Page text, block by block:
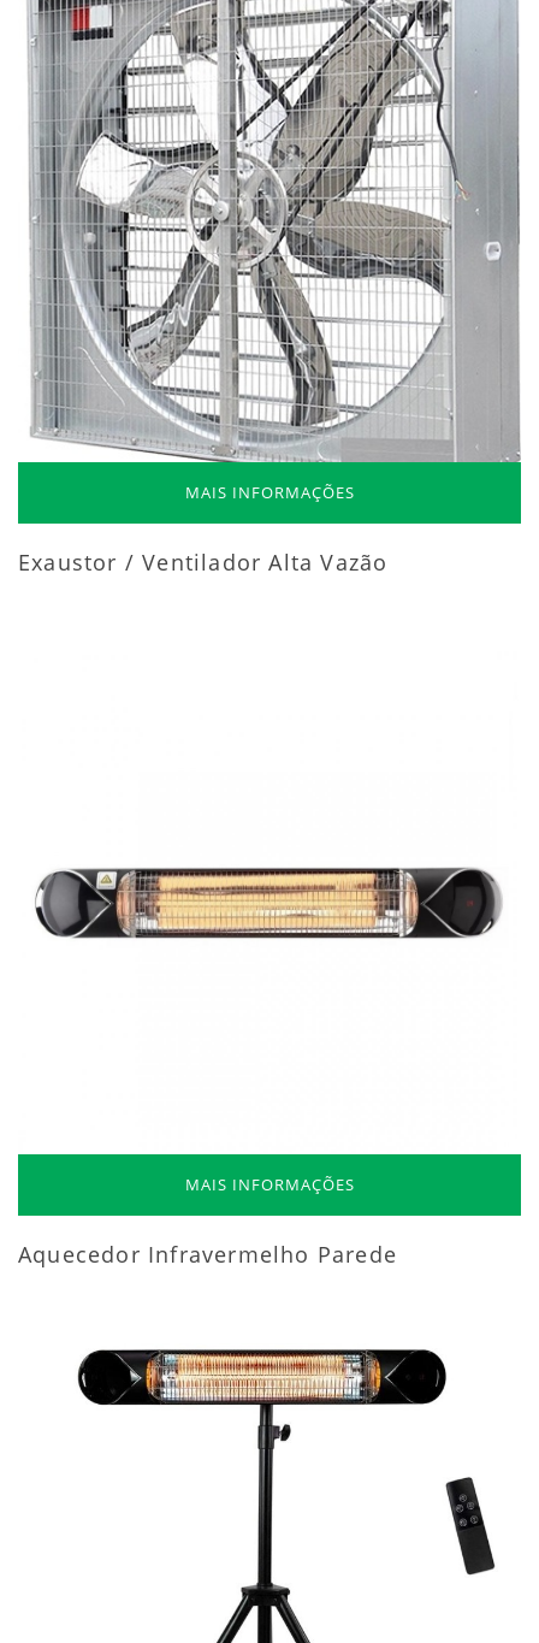
MAIS INFORMAÇÕES
Exaustor / Ventilador Alta Vazão
MAIS INFORMAÇÕES
Aquecedor Infravermelho Parede